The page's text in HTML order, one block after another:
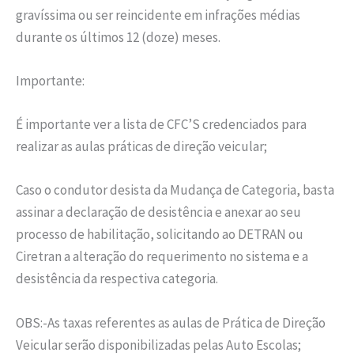
gravíssima ou ser reincidente em infrações médias
durante os últimos 12 (doze) meses.
Importante:
É importante ver a lista de CFC’S credenciados para
realizar as aulas práticas de direção veicular;
Caso o condutor desista da Mudança de Categoria, basta
assinar a declaração de desistência e anexar ao seu
processo de habilitação, solicitando ao DETRAN ou
Ciretran a alteração do requerimento no sistema e a
desistência da respectiva categoria.
OBS:-As taxas referentes as aulas de Prática de Direção
Veicular serão disponibilizadas pelas Auto Escolas;